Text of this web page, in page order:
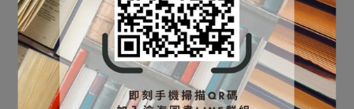
⛔書籍商品一經拆除膠膜，
除非瑕疵換書不提供退貨與
退款
✅訂購數量5本以上另有優
惠，請洽LINE客服訂購
偏微分方程式及邊界值問
題 [鄧志浩編著]
9789865647797
NT$570NT$600
加入購物車